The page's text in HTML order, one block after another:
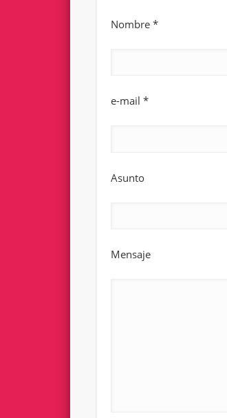
Nombre *
e-mail *
Asunto
Mensaje